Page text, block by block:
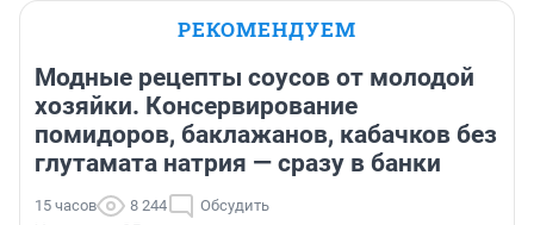
РЕКОМЕНДУЕМ
Модные рецепты соусов от молодой
хозяйки. Консервирование
помидоров, баклажанов, кабачков без
глутамата натрия — сразу в банки
15 часов 8 244 Обсудить